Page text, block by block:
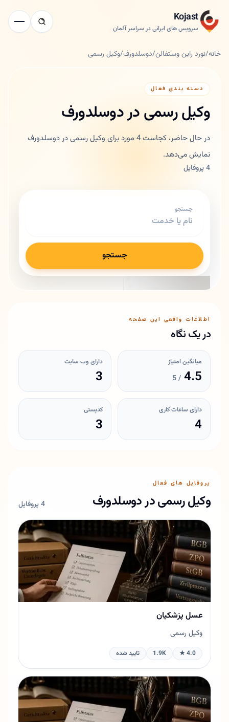
Kojast
سرویس های ایرانی در سراسر آلمان
خانه/نورد راین وستفالن/دوسلدورف/وکیل رسمی
دسته بندی فعال
وکیل رسمی در دوسلدورف
در حال حاضر، کجاست 4 مورد برای وکیل رسمی در دوسلدورف
نمایش می‌دهد.
4 پروفایل
جستجو
جستجو
اطلاعات واقعی این صفحه
در یک نگاه
میانگین امتیاز
4.5
/ 5
دارای وب سایت
3
دارای ساعات کاری
4
کدپستی
3
پروفایل های فعال
وکیل رسمی در دوسلدورف 4 پروفایل
عسل پزشکیان
وکیل رسمی
4.0 ★
1.9K تایید شده